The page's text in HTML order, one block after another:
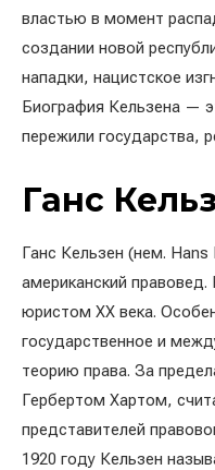
властью в момент
создании новой
нападки, нацистское
Биография Кельзена —
пережили государства,
Ганс
Ганс Кельзен (нем.
американский
юристом XX века.
государственное и
теорию права. За
Гербертом Хартом,
представителей
1920 году Кельзен